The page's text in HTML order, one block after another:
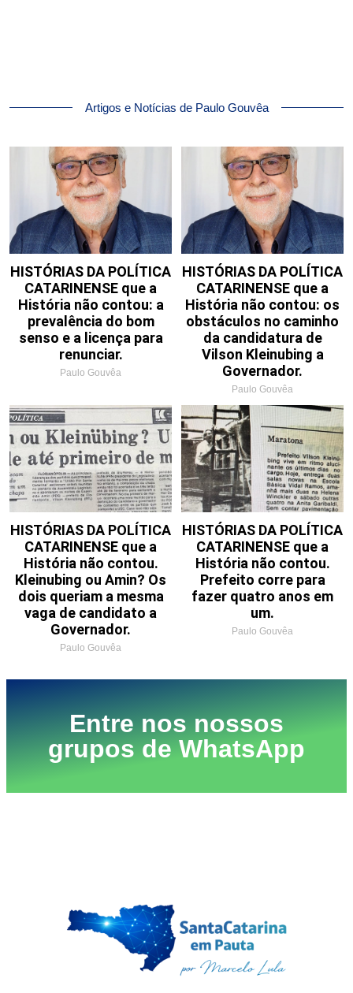
Artigos e Notícias de Paulo Gouvêa
HISTÓRIAS DA POLÍTICA
CATARINENSE que a
História não contou: a
prevalência do bom
senso e a licença para
renunciar.
Paulo Gouvêa
HISTÓRIAS DA POLÍTICA
CATARINENSE que a
História não contou: os
obstáculos no caminho
da candidatura de
Vilson Kleinubing a
Governador.
Paulo Gouvêa
HISTÓRIAS DA POLÍTICA
CATARINENSE que a
História não contou.
Kleinubing ou Amin? Os
dois queriam a mesma
vaga de candidato a
Governador.
Paulo Gouvêa
HISTÓRIAS DA POLÍTICA
CATARINENSE que a
História não contou.
Prefeito corre para
fazer quatro anos em
um.
Paulo Gouvêa
Entre nos nossos
grupos de WhatsApp